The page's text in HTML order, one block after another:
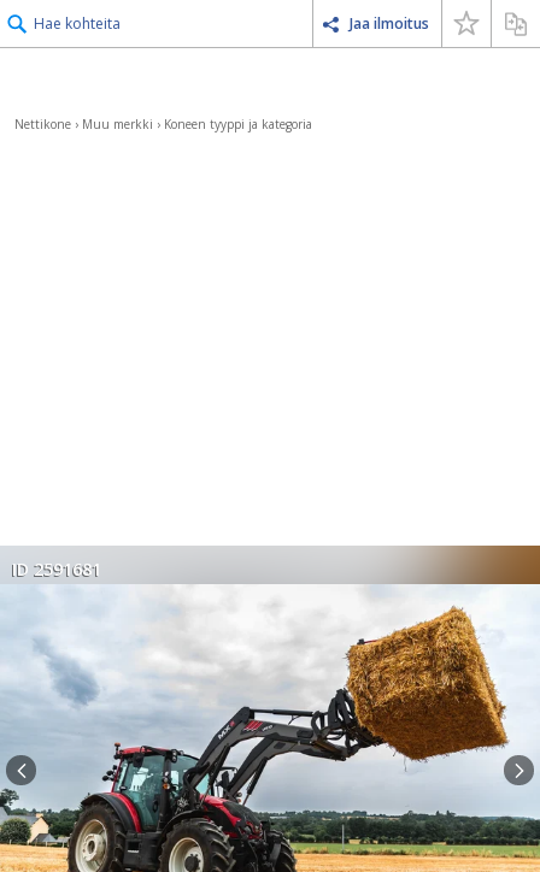
Hae kohteita Jaa ilmoitus
Nettikone › Muu merkki › Koneen tyyppi ja kategoria
ID 2591681